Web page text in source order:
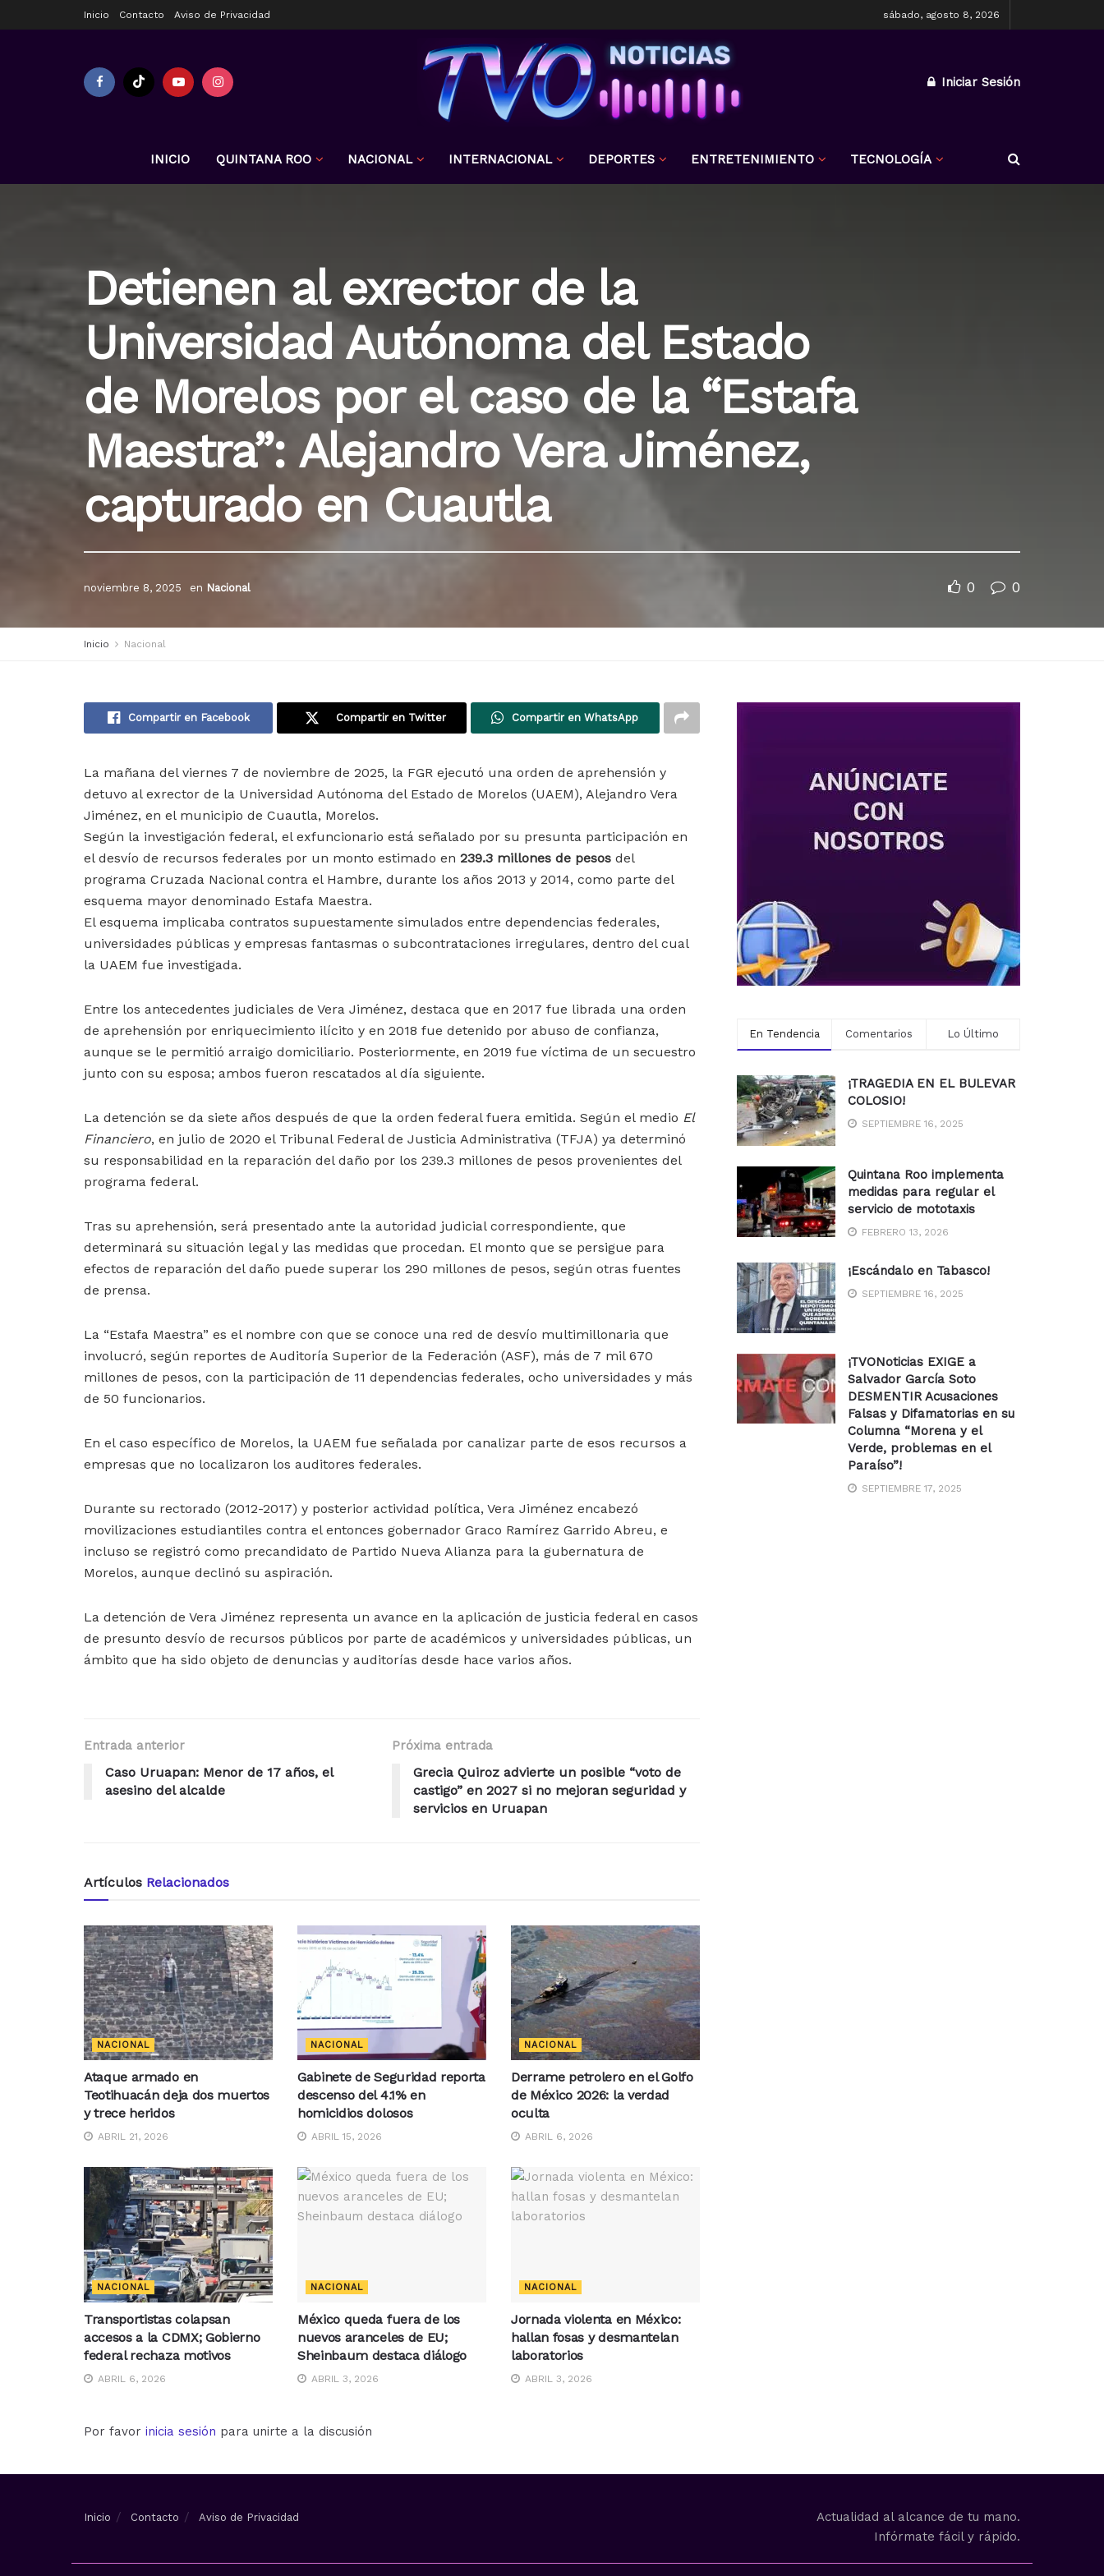
Inicio Contacto Aviso de Privacidad sábado, agosto 8, 2026
Iniciar Sesión
INICIO QUINTANA ROO NACIONAL INTERNACIONAL DEPORTES ENTRETENIMIENTO TECNOLOGÍA
Detienen al exrector de la
Universidad Autónoma del Estado
de Morelos por el caso de la “Estafa
Maestra”: Alejandro Vera Jiménez,
capturado en Cuautla
noviembre 8, 2025 en Nacional 0 0
Inicio Nacional
Compartir en Facebook Compartir en Twitter Compartir en WhatsApp
La mañana del viernes 7 de noviembre de 2025, la FGR ejecutó una orden de aprehensión y
detuvo al exrector de la Universidad Autónoma del Estado de Morelos (UAEM), Alejandro Vera
Jiménez, en el municipio de Cuautla, Morelos.
Según la investigación federal, el exfuncionario está señalado por su presunta participación en
el desvío de recursos federales por un monto estimado en 239.3 millones de pesos del
programa Cruzada Nacional contra el Hambre, durante los años 2013 y 2014, como parte del
esquema mayor denominado Estafa Maestra.
El esquema implicaba contratos supuestamente simulados entre dependencias federales,
universidades públicas y empresas fantasmas o subcontrataciones irregulares, dentro del cual
la UAEM fue investigada.
Entre los antecedentes judiciales de Vera Jiménez, destaca que en 2017 fue librada una orden
de aprehensión por enriquecimiento ilícito y en 2018 fue detenido por abuso de confianza,
aunque se le permitió arraigo domiciliario. Posteriormente, en 2019 fue víctima de un secuestro
junto con su esposa; ambos fueron rescatados al día siguiente.
La detención se da siete años después de que la orden federal fuera emitida. Según el medio El
Financiero, en julio de 2020 el Tribunal Federal de Justicia Administrativa (TFJA) ya determinó
su responsabilidad en la reparación del daño por los 239.3 millones de pesos provenientes del
programa federal.
Tras su aprehensión, será presentado ante la autoridad judicial correspondiente, que
determinará su situación legal y las medidas que procedan. El monto que se persigue para
efectos de reparación del daño puede superar los 290 millones de pesos, según otras fuentes
de prensa.
La “Estafa Maestra” es el nombre con que se conoce una red de desvío multimillonaria que
involucró, según reportes de Auditoría Superior de la Federación (ASF), más de 7 mil 670
millones de pesos, con la participación de 11 dependencias federales, ocho universidades y más
de 50 funcionarios.
En el caso específico de Morelos, la UAEM fue señalada por canalizar parte de esos recursos a
empresas que no localizaron los auditores federales.
Durante su rectorado (2012-2017) y posterior actividad política, Vera Jiménez encabezó
movilizaciones estudiantiles contra el entonces gobernador Graco Ramírez Garrido Abreu, e
incluso se registró como precandidato de Partido Nueva Alianza para la gubernatura de
Morelos, aunque declinó su aspiración.
La detención de Vera Jiménez representa un avance en la aplicación de justicia federal en casos
de presunto desvío de recursos públicos por parte de académicos y universidades públicas, un
ámbito que ha sido objeto de denuncias y auditorías desde hace varios años.
Entrada anterior
Caso Uruapan: Menor de 17 años, el
asesino del alcalde
Próxima entrada
Grecia Quiroz advierte un posible “voto de
castigo” en 2027 si no mejoran seguridad y
servicios en Uruapan
Artículos Relacionados
NACIONAL
Ataque armado en
Teotihuacán deja dos muertos
y trece heridos
ABRIL 21, 2026
NACIONAL
Gabinete de Seguridad reporta
descenso del 4.1% en
homicidios dolosos
ABRIL 15, 2026
NACIONAL
Derrame petrolero en el Golfo
de México 2026: la verdad
oculta
ABRIL 6, 2026
NACIONAL
Transportistas colapsan
accesos a la CDMX; Gobierno
federal rechaza motivos
ABRIL 6, 2026
NACIONAL
México queda fuera de los
nuevos aranceles de EU;
Sheinbaum destaca diálogo
ABRIL 3, 2026
NACIONAL
Jornada violenta en México:
hallan fosas y desmantelan
laboratorios
ABRIL 3, 2026
Por favor inicia sesión para unirte a la discusión
En Tendencia Comentarios Lo Último
¡TRAGEDIA EN EL BULEVAR
COLOSIO!
SEPTIEMBRE 16, 2025
Quintana Roo implementa
medidas para regular el
servicio de mototaxis
FEBRERO 13, 2026
¡Escándalo en Tabasco!
SEPTIEMBRE 16, 2025
¡TVONoticias EXIGE a
Salvador García Soto
DESMENTIR Acusaciones
Falsas y Difamatorias en su
Columna “Morena y el
Verde, problemas en el
Paraíso”!
SEPTIEMBRE 17, 2025
Inicio Contacto Aviso de Privacidad
Actualidad al alcance de tu mano.
Infórmate fácil y rápido.